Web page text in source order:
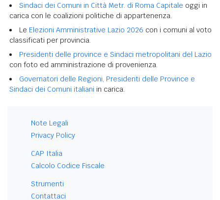
Sindaci dei Comuni in Città Metr. di Roma Capitale oggi in
carica con le coalizioni politiche di appartenenza.
Le Elezioni Amministrative Lazio 2026 con i comuni al voto
classificati per provincia.
Presidenti delle province e Sindaci metropolitani del Lazio
con foto ed amministrazione di provenienza.
Governatori delle Regioni, Presidenti delle Province e
Sindaci dei Comuni italiani in carica.
Note Legali
Privacy Policy
CAP Italia
Calcolo Codice Fiscale
Strumenti
Contattaci